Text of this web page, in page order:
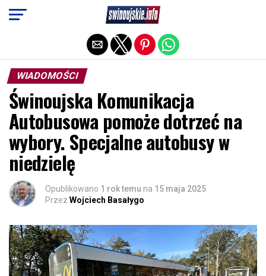
WIADOMOŚCI
Świnoujska Komunikacja
Autobusowa pomoże dotrzeć na
wybory. Specjalne autobusy w
niedzielę
Opublikowano 1 rok temu na 15 maja 2025
Przez Wojciech Basałygo
Exit mobile version